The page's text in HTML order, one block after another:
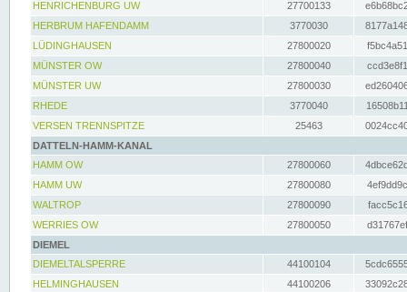
HENRICHENBURG UW
27700133
HERBRUM HAFENDAMM
3770030
LÜDINGHAUSEN
27800020
MÜNSTER OW
27800040
MÜNSTER UW
27800030
RHEDE
3770040
VERSEN TRENNSPITZE
25463
DATTELN-HAMM-KANAL
HAMM OW
27800060
HAMM UW
27800080
WALTROP
27800090
WERRIES OW
27800050
DIEMEL
DIEMELTALSPERRE
44100104
HELMINGHAUSEN
44100206